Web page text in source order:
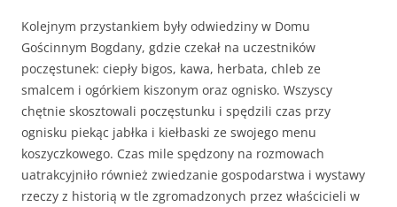
Kolejnym przystankiem były odwiedziny w Domu
Gościnnym Bogdany, gdzie czekał na uczestników
poczęstunek: ciepły bigos, kawa, herbata, chleb ze
smalcem i ogórkiem kiszonym oraz ognisko. Wszyscy
chętnie skosztowali poczęstunku i spędzili czas przy
ognisku piekąc jabłka i kiełbaski ze swojego menu
koszyczkowego. Czas mile spędzony na rozmowach
uatrakcyjniło również zwiedzanie gospodarstwa i wystawy
rzeczy z historią w tle zgromadzonych przez właścicieli w